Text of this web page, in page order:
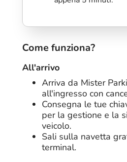
Come funziona?
All'arrivo
Arriva da Mister
all'ingresso con
Consegna le tue
per la gestione e la
veicolo.
Sali sulla navetta
terminal.